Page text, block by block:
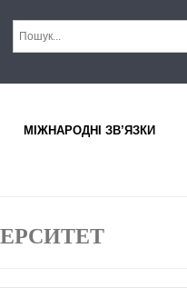
МІЖНАРОДНІ ЗВ’ЯЗКИ